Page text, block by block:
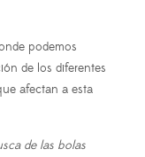
podemos
de los diferentes
afectan a esta
de las bolas